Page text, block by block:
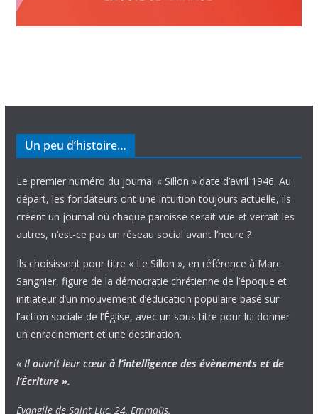
Un peu d’histoire…
Le premier numéro du journal « Sillon » date d’avril 1946. Au
départ, les fondateurs ont une intuition toujours actuelle, ils
créent un journal où chaque paroisse serait vue et verrait les
autres, n’est-ce pas un réseau social avant l’heure ?
Ils choisissent pour titre « Le Sillon », en référence à Marc
Sangnier, figure de la démocratie chrétienne de l’époque et
initiateur d’un mouvement d’éducation populaire basé sur
l’action sociale de l’Église, avec un sous titre pour lui donner
un enracinement et une destination.
« Il ouvrit leur cœur à l’intelligence des évènements et de
l’Écriture ».
Évangile de Saint Luc, 24, Emmaüs.